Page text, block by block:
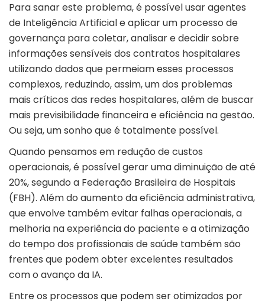
Para sanar este problema, é possível usar agentes
de Inteligência Artificial e aplicar um processo de
governança para coletar, analisar e decidir sobre
informações sensíveis dos contratos hospitalares
utilizando dados que permeiam esses processos
complexos, reduzindo, assim, um dos problemas
mais críticos das redes hospitalares, além de buscar
mais previsibilidade financeira e eficiência na gestão.
Ou seja, um sonho que é totalmente possível.
Quando pensamos em redução de custos
operacionais, é possível gerar uma diminuição de até
20%, segundo a Federação Brasileira de Hospitais
(FBH). Além do aumento da eficiência administrativa,
que envolve também evitar falhas operacionais, a
melhoria na experiência do paciente e a otimização
do tempo dos profissionais de saúde também são
frentes que podem obter excelentes resultados
com o avanço da IA.
Entre os processos que podem ser otimizados por